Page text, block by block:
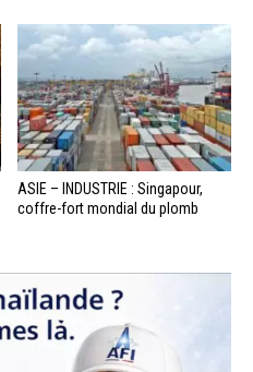
ASIE – INDUSTRIE : Singapour,
coffre-fort mondial du plomb